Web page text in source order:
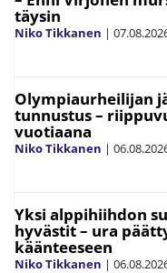
täysin
Niko Tikkanen |
Olympiaurheilijan
tunnustus –
vuotiaana
Niko Tikkanen |
Yksi alppihiihdon
hyvästit – ura
käänteeseen
Niko Tikkanen |